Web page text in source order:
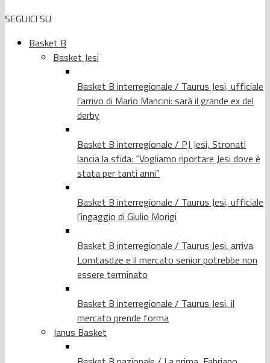
SEGUICI SU
Basket B
Basket Jesi
Basket B interregionale / Taurus Jesi, ufficiale
l’arrivo di Mario Mancini: sarà il grande ex del
derby
Basket B interregionale / PJ Jesi, Stronati
lancia la sfida: “Vogliamo riportare Jesi dove è
stata per tanti anni”
Basket B interregionale / Taurus Jesi, ufficiale
l’ingaggio di Giulio Morigi
Basket B interregionale / Taurus Jesi, arriva
Lomtasdze e il mercato senior potrebbe non
essere terminato
Basket B interregionale / Taurus Jesi, il
mercato prende forma
Janus Basket